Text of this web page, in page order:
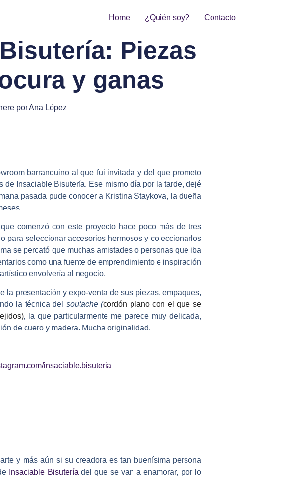
Home ¿Quién soy? Contacto
Piezas
y ganas
por Ana López
barranquino al que fui invitada y del que prometo
Insaciable Bisutería. Ese mismo día por la tarde, dejé
pasada pude conocer a Kristina Staykova, la dueña
comenzó con este proyecto hace poco más de tres
para seleccionar accesorios hermosos y coleccionarlos
se percató que muchas amistades o personas que iba
como una fuente de emprendimiento e inspiración
envolvería al negocio.
la presentación y expo-venta de sus piezas, empaques,
la técnica del soutache (cordón plano con el que se
,
la que particularmente me parece muy delicada,
de cuero y madera. Mucha originalidad.
insaciable.bisuteria
y más aún si su creadora es tan buenísima persona
Insaciable Bisutería del que se van a enamorar, por lo